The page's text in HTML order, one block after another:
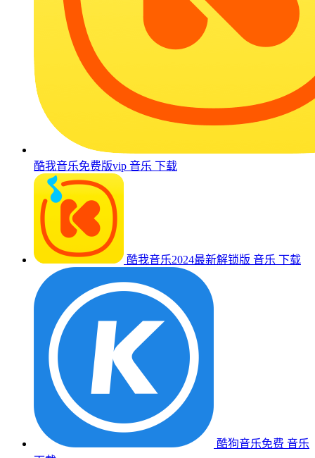
酷我音乐免费版vip 音乐 下载
酷我音乐2024最新解锁版 音乐 下载
酷狗音乐免费 音乐